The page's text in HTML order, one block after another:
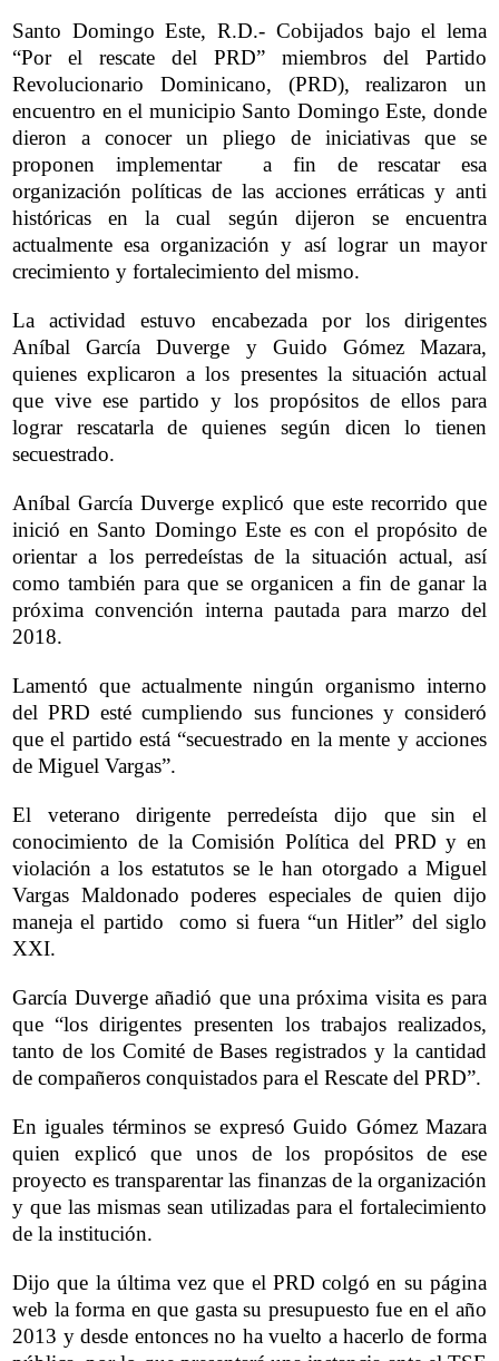
Santo Domingo Este, R.D.- Cobijados bajo el lema
“Por el rescate del PRD” miembros del Partido
Revolucionario Dominicano, (PRD), realizaron un
encuentro en el municipio Santo Domingo Este, donde
dieron a conocer un pliego de iniciativas que se
proponen implementar a fin de rescatar esa
organización políticas de las acciones erráticas y anti
históricas en la cual según dijeron se encuentra
actualmente esa organización y así lograr un mayor
crecimiento y fortalecimiento del mismo.
La actividad estuvo encabezada por los dirigentes
Aníbal García Duverge y Guido Gómez Mazara,
quienes explicaron a los presentes la situación actual
que vive ese partido y los propósitos de ellos para
lograr rescatarla de quienes según dicen lo tienen
secuestrado.
Aníbal García Duverge explicó que este recorrido que
inició en Santo Domingo Este es con el propósito de
orientar a los perredeístas de la situación actual, así
como también para que se organicen a fin de ganar la
próxima convención interna pautada para marzo del
2018.
Lamentó que actualmente ningún organismo interno
del PRD esté cumpliendo sus funciones y consideró
que el partido está “secuestrado en la mente y acciones
de Miguel Vargas”.
El veterano dirigente perredeísta dijo que sin el
conocimiento de la Comisión Política del PRD y en
violación a los estatutos se le han otorgado a Miguel
Vargas Maldonado poderes especiales de quien dijo
maneja el partido como si fuera “un Hitler” del siglo
XXI.
García Duverge añadió que una próxima visita es para
que “los dirigentes presenten los trabajos realizados,
tanto de los Comité de Bases registrados y la cantidad
de compañeros conquistados para el Rescate del PRD”.
En iguales términos se expresó Guido Gómez Mazara
quien explicó que unos de los propósitos de ese
proyecto es transparentar las finanzas de la organización
y que las mismas sean utilizadas para el fortalecimiento
de la institución.
Dijo que la última vez que el PRD colgó en su página
web la forma en que gasta su presupuesto fue en el año
2013 y desde entonces no ha vuelto a hacerlo de forma